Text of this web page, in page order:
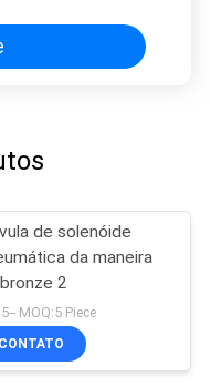
de solenóide
da maneira
2
MOQ:5 Piece
CONTATO